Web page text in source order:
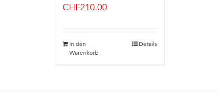
CHF210.00
In den
Warenkorb
Details